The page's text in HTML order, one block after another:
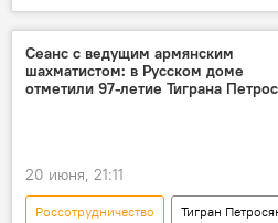
русский язык
Сеанс с ведущим армянским
шахматистом: в Русском доме
отметили 97-летие Тиграна
20 июня, 21:11
Россотрудничество
Тигран